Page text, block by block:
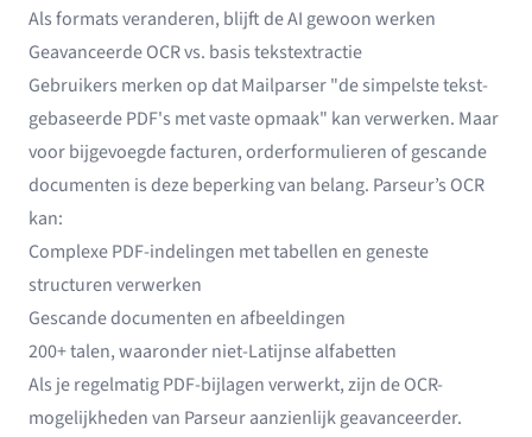
Als formats veranderen, blijft de AI gewoon werken
Geavanceerde OCR vs. basis tekstextractie
Gebruikers merken op dat Mailparser "de simpelste tekst-
gebaseerde PDF's met vaste opmaak" kan verwerken. Maar
voor bijgevoegde facturen, orderformulieren of gescande
documenten is deze beperking van belang. Parseur’s OCR
kan:
Complexe PDF-indelingen met tabellen en geneste
structuren verwerken
Gescande documenten en afbeeldingen
200+ talen, waaronder niet-Latijnse alfabetten
Als je regelmatig PDF-bijlagen verwerkt, zijn de OCR-
mogelijkheden van Parseur aanzienlijk geavanceerder.